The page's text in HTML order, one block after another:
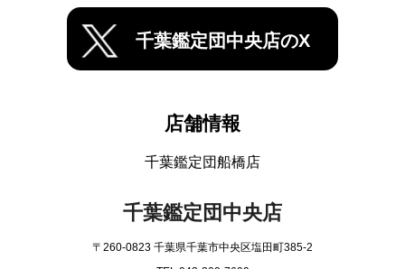
千葉鑑定団中央店のX
店舗情報
千葉鑑定団船橋店
千葉鑑定団中央店
〒260-0823 千葉県千葉市中央区塩田町385-2